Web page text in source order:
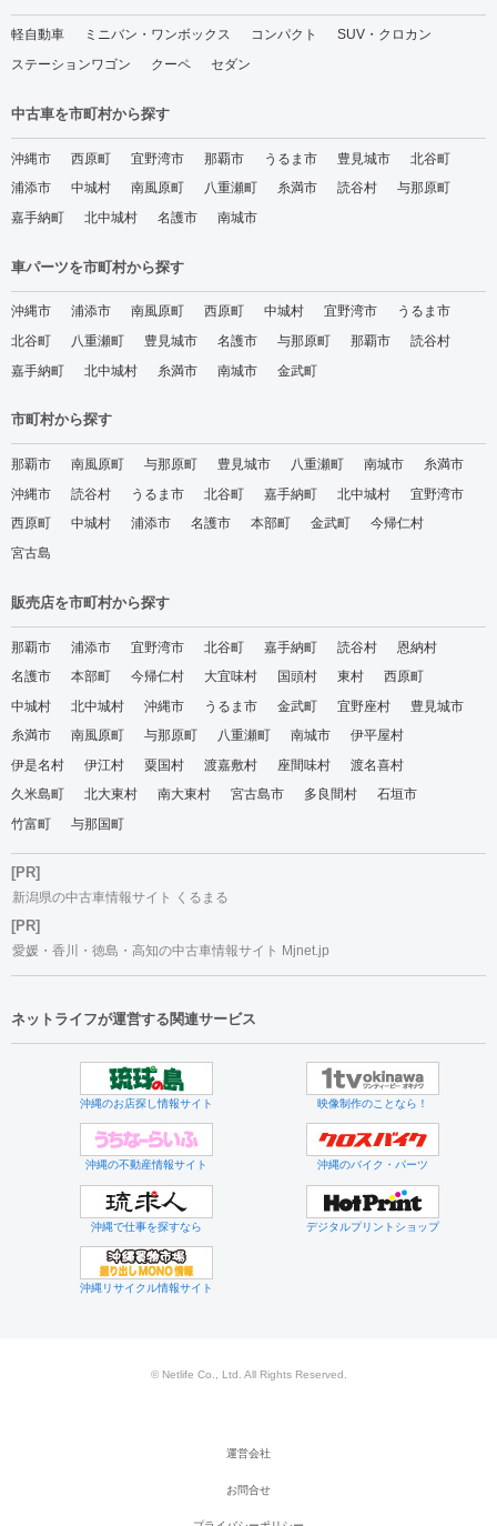
軽自動車 ミニバン・ワンボックス コンパクト
SUV・クロカン
ステーションワゴン
クーペ セダン
中古車を市町村から探す
沖縄市 西原町 宜野湾市 那覇市 うるま市 豊見城市
北谷町
浦添市
中城村 南風原町 八重瀬町 糸満市 読谷村
与那原町
嘉手納町
北中城村 名護市 南城市
車パーツを市町村から探す
沖縄市 浦添市 南風原町 西原町 中城村 宜野湾市
うるま市
北谷町
八重瀬町 豊見城市 名護市 与那原町 那覇市
読谷村
嘉手納町
北中城村 糸満市 南城市 金武町
市町村から探す
那覇市 南風原町 与那原町 豊見城市 八重瀬町 南城市
糸満市
沖縄市
読谷村 うるま市 北谷町 嘉手納町 北中城村
宜野湾市
西原町
中城村 浦添市 名護市 本部町 金武町
今帰仁村
宮古島
販売店を市町村から探す
那覇市 浦添市 宜野湾市 北谷町 嘉手納町 読谷村
恩納村
名護市
本部町 今帰仁村 大宜味村 国頭村 東村
西原町
中城村
北中城村 沖縄市 うるま市 金武町 宜野座村
豊見城市
糸満市
南風原町 与那原町 八重瀬町 南城市
伊平屋村
伊是名村
伊江村 粟国村 渡嘉敷村 座間味村
渡名喜村
久米島町
北大東村 南大東村 宮古島市 多良間村
石垣市
竹富町
与那国町
[PR]
新潟県の中古車情報サイト くるまる
[PR]
愛媛・香川・徳島・高知の中古車情報サイト Mjnet.jp
ネットライフが運営する関連サービス
沖縄のお店探し情報サイト 映像制作のことなら！
沖縄の不動産情報サイト 沖縄のバイク・パーツ
沖縄で仕事を探すなら デジタルプリントショップ
沖縄リサイクル情報サイト
© Netlife Co., Ltd. All Rights Reserved.
運営会社
お問合せ